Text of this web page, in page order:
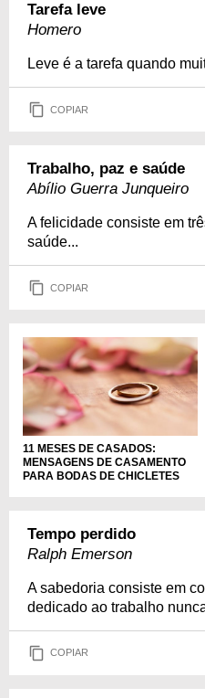
Tarefa leve
Homero
Leve é a tarefa quando
COPIAR
Trabalho, paz e saúde
Abílio Guerra Junqueiro
A felicidade consiste em
saúde...
COPIAR
11 MESES DE CASADOS:
MENSAGENS DE CASAMENTO
PARA BODAS DE CHICLETES
Tempo perdido
Ralph Emerson
A sabedoria consiste em
dedicado ao trabalho
COPIAR